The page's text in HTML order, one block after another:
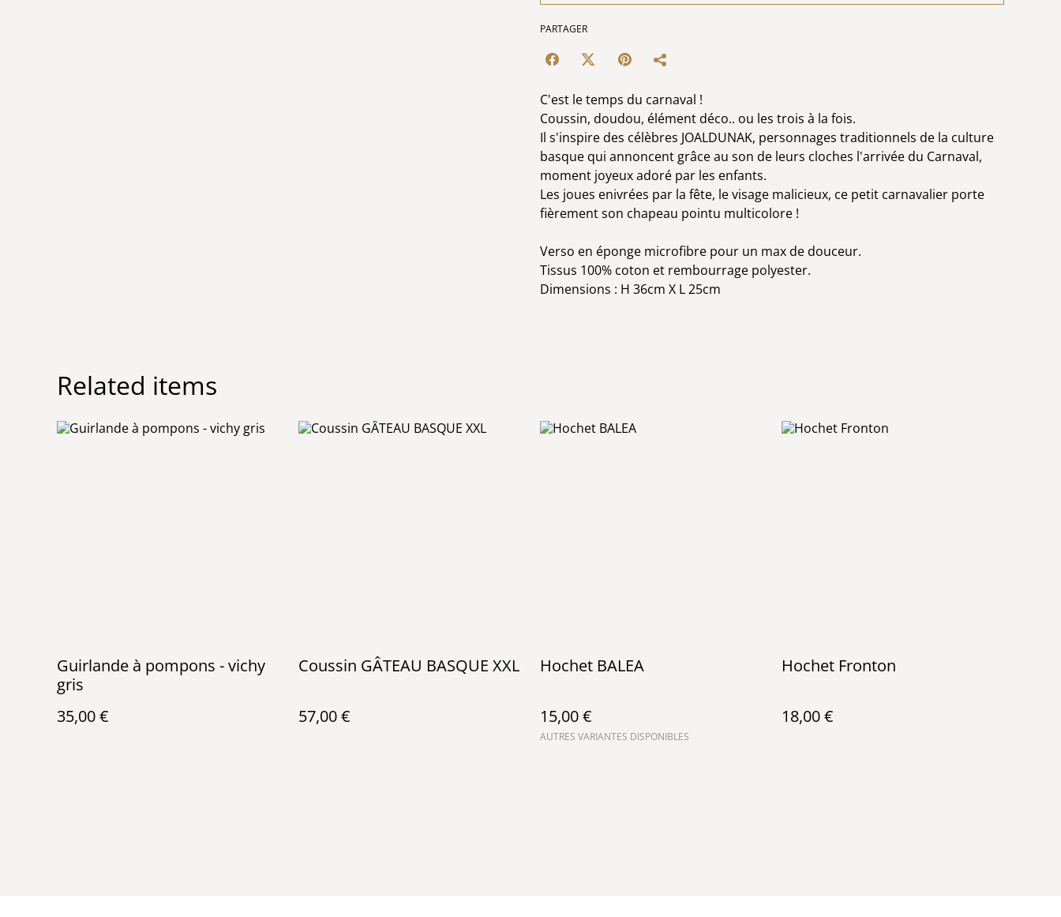
PARTAGER
C'est le temps du carnaval !
Coussin, doudou, élément déco.. ou les trois à la fois.
Il s'inspire des célèbres JOALDUNAK, personnages traditionnels de la culture
basque qui annoncent grâce au son de leurs cloches l'arrivée du Carnaval,
moment joyeux adoré par les enfants.
Les joues enivrées par la fête, le visage malicieux, ce petit carnavalier porte
fièrement son chapeau pointu multicolore !
Verso en éponge microfibre pour un max de douceur.
Tissus 100% coton et rembourrage polyester.
Dimensions : H 36cm X L 25cm
Related items
Guirlande à pompons - vichy
gris
35,00 €
Coussin GÂTEAU BASQUE XXL
57,00 €
Hochet BALEA
15,00 €
AUTRES VARIANTES DISPONIBLES
Hochet Fronton
18,00 €